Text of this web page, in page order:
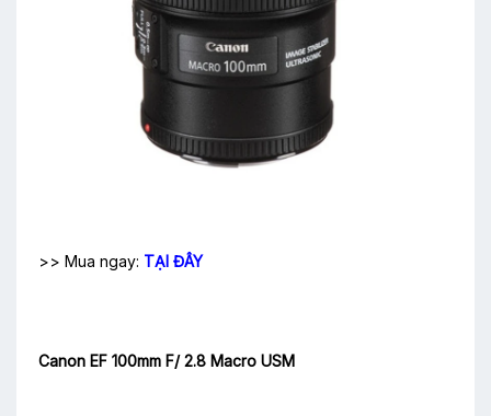
>> Mua ngay: TẠI ĐÂY
Canon EF 100mm F/ 2.8 Macro USM